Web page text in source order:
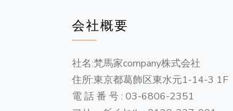
会社概要
社名:梵馬家company株式会社
住所:東京都葛飾区東水元1-14-3 1F
電 話 番 号 : 03-6806-2351